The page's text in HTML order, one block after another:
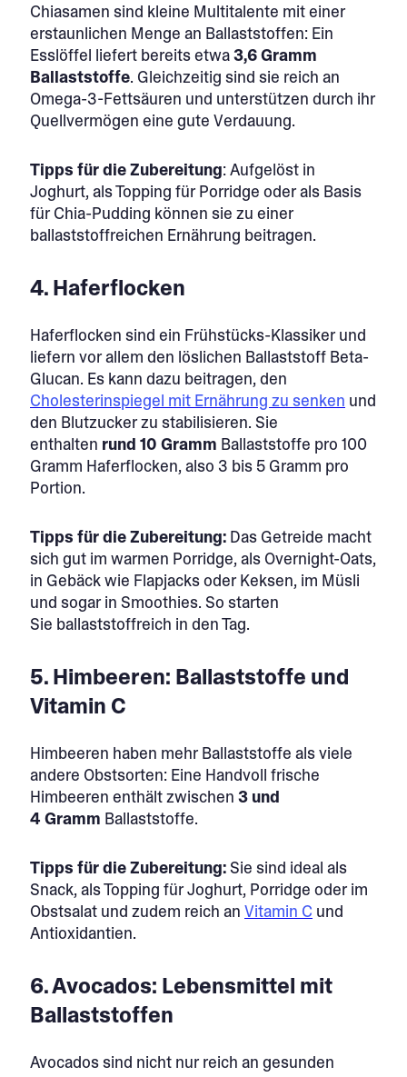
Chiasamen sind kleine Multitalente mit einer
erstaunlichen Menge an Ballaststoffen: Ein
Esslöffel liefert bereits etwa3,6 Gramm
Ballaststoffe. Gleichzeitig sind sie reich an
Omega-3-Fettsäuren und unterstützen durch ihr
Quellvermögen eine gute Verdauung.
Tipps für die Zubereitung: Aufgelöst in
Joghurt, als Topping für Porridge oder als Basis
für Chia-Pudding können sie zu einer
ballaststoffreichen Ernährung beitragen.
4. Haferflocken​
Haferflocken sind ein Frühstücks-Klassiker und
liefern vor allem den löslichen Ballaststoff Beta-
Glucan. Es kann dazu beitragen, den
Cholesterinspiegel mit Ernährung zu senken und
den Blutzucker zu stabilisieren. Sie
enthalten rund 10 Gramm Ballaststoffe pro 100
Gramm Haferflocken, also 3 bis 5 Gramm pro
Portion.
Tipps für die Zubereitung: Das Getreide macht
sich gut im warmen Porridge, als Overnight-Oats,
in Gebäck wie Flapjacks oder Keksen, im Müsli
und sogar in Smoothies. So starten
Sie ballaststoffreich in den Tag.
5. Himbeeren: Ballaststoffe und
Vitamin C
Himbeeren haben mehr Ballaststoffe als viele
andere Obstsorten: Eine Handvoll frische
Himbeeren enthält zwischen 3 und
4 Gramm Ballaststoffe.
Tipps für die Zubereitung:Sie sind ideal als
Snack, als Topping für Joghurt, Porridge oder im
Obstsalat und zudem reich an Vitamin C und
Antioxidantien.
6. Avocados: Lebensmittel mit
Ballaststoffen
Avocados sind nicht nur reich an gesunden